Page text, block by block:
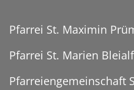
Pfarrei St. Maximin
Pfarrei St. Marien Bleialf
Pfarreiengemeinschaft